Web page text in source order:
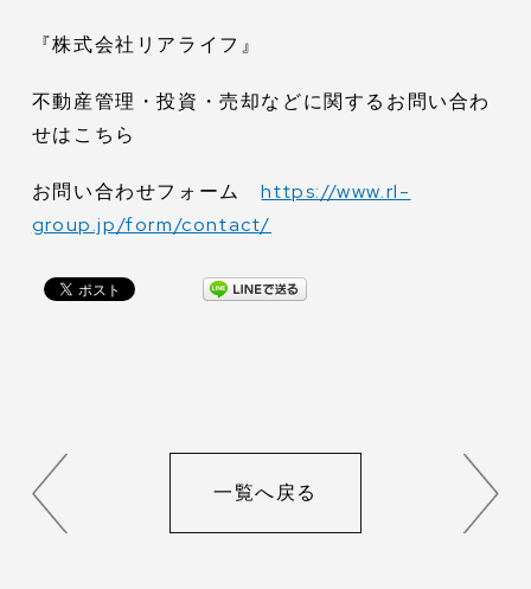
『株式会社リアライフ』
不動産管理・投資・売却などに関するお問い合わ
せはこちら
お問い合わせフォームhttps://www.rl-
group.jp/form/contact/
一覧へ戻る